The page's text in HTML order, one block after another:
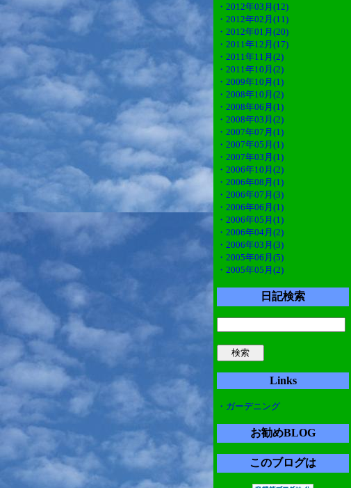
・2012年03月(12)
・2012年02月(11)
・2012年01月(20)
・2011年12月(17)
・2011年11月(2)
・2011年10月(2)
・2009年10月(1)
・2008年10月(2)
・2008年06月(1)
・2008年03月(2)
・2007年07月(1)
・2007年05月(1)
・2007年03月(1)
・2006年10月(2)
・2006年08月(1)
・2006年07月(3)
・2006年06月(1)
・2006年05月(1)
・2006年04月(2)
・2006年03月(3)
・2005年06月(5)
・2005年05月(2)
日記検索
Links
・ガーデニング
お勧めBLOG
このブログは